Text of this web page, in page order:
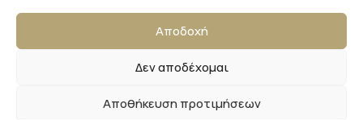
Αποδοχή
Δεν αποδέχομαι
Αποθήκευση προτιμήσεων
info@lalimainas.gr
(+30) 2410 55 22 57
Αρ. ΓΕΜΗ 154041940000